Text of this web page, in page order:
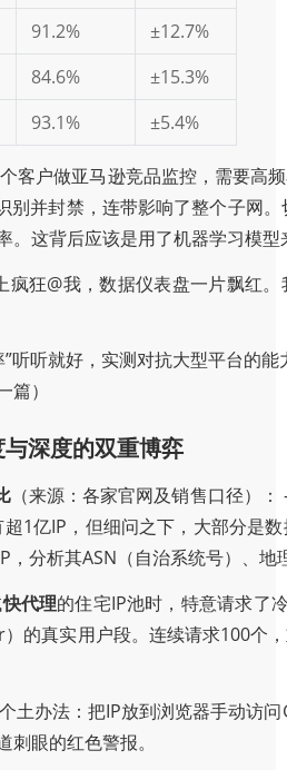
91.2%
±12.7%
84.6%
±15.3%
93.1% ±5.4%
客户做亚马逊竞品监控，需要高
别并封禁，连带影响了整个子网。
。这背后应该是用了机器学习模
疯狂@我，数据仪表盘一片飘红
”听听就好，实测对抗大型平台的
）
深度的双重博弈
（来源：各家官网及销售口径）：
超1亿IP，但细问之下，大部分是
，分析其ASN（自治系统号）、
快代理的住宅IP池时，特意请求了
的真实用户段。连续请求100个
土办法：把IP放到浏览器手动访
眼的红色警报。